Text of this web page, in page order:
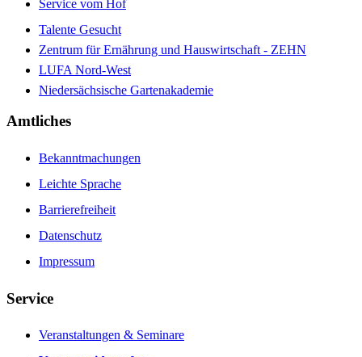
Service vom Hof
Talente Gesucht
Zentrum für Ernährung und Hauswirtschaft - ZEHN
LUFA Nord-West
Niedersächsische Gartenakademie
Amtliches
Bekanntmachungen
Leichte Sprache
Barrierefreiheit
Datenschutz
Impressum
Service
Veranstaltungen & Seminare